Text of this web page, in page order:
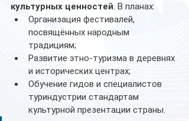
культурных ценностей. В планах:
Организация фестивалей,
посвящённых народным
традициям;
Развитие этно-туризма в деревнях
и исторических центрах;
Обучение гидов и специалистов
туриндустрии стандартам
культурной презентации страны.